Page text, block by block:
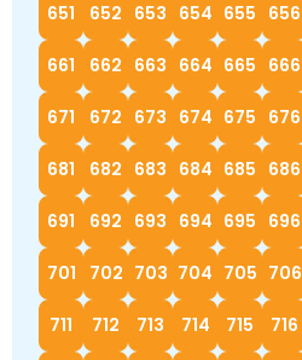
651 652 653 654 655 656
661 662 663 664 665 666
671 672 673 674 675 676
681 682 683 684 685 686
691 692 693 694 695 696
701 702 703 704 705 706
711 712 713 714 715 716